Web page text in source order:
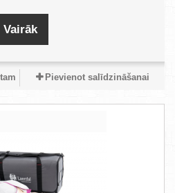
Vairāk
Pievienot salīdzināšanai